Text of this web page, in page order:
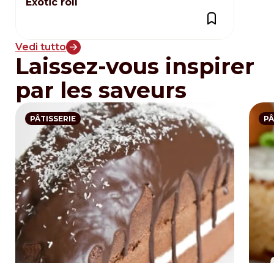
Vedi tutto
Laissez-vous inspirer
par les saveurs
PÂTISSERIE